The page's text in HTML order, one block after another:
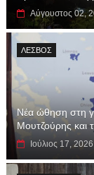
Αύγουστος 02,
ΛΕΣΒΟΣ
Νέα ώθηση στη
Μουτζούρης και
Ιούλιος 17, 2026